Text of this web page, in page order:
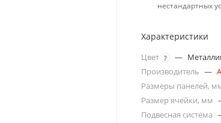
нестандартных
Характеристики
Цвет ? —
Производитель —
Размеры панелей,
Размер ячейки, мм
Подвесная система